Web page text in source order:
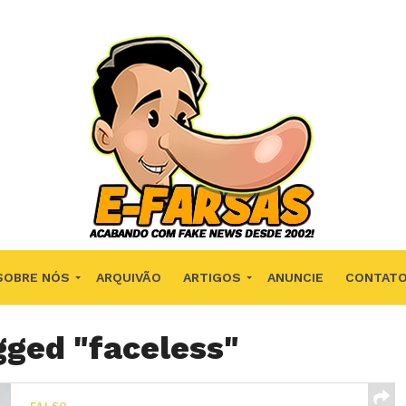
NÓS ARQUIVÃO ARTIGOS ANUNCIE CONTATO
"faceless"